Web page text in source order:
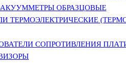
ОБРАЗЦОВЫЕ
ТЕРМОЭЛЕКТРИЧЕСКИЕ
СОПРОТИВЛЕНИЯ